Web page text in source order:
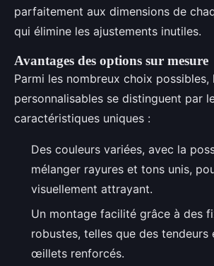
parfaitement aux dimensions de
qui élimine les ajustements inutiles.
Avantages des options sur mesure
Parmi les nombreux choix possibles,
personnalisables se distinguent par
caractéristiques uniques :
Des couleurs variées, avec la
mélanger rayures et tons unis,
visuellement attrayant.
Un montage facilité grâce à des
robustes, telles que des tendeurs
œillets renforcés.